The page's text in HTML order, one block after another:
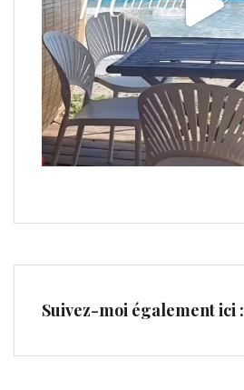
Suivez-moi également ici :